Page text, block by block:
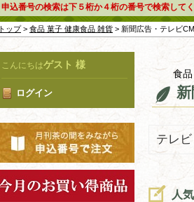
申込番号の検索は下５桁か４桁の番号で検索してく
トップ> 食品 菓子 健康食品 雑貨 > 新聞広告・テレビ
こんにちはゲスト 様
ログイン
食
テレ
人